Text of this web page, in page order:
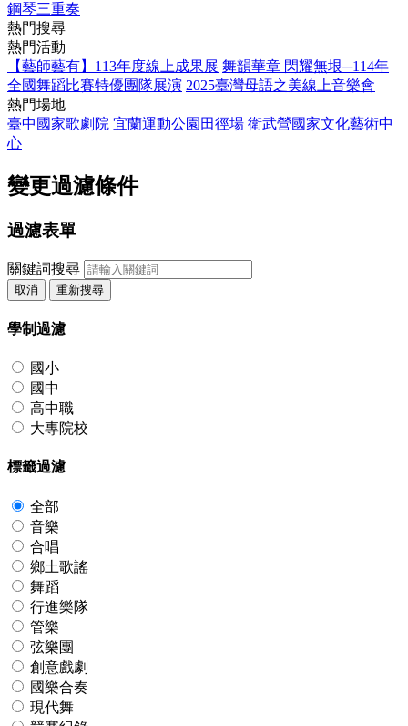
鋼琴三重奏
熱門搜尋
熱門活動
【藝師藝有】113年度線上成果展 舞韻華章 閃耀無垠─114年
全國舞蹈比賽特優團隊展演 2025臺灣母語之美線上音樂會
熱門場地
臺中國家歌劇院 宜蘭運動公園田徑場 衛武營國家文化藝術中
心
變更過濾條件
過濾表單
關鍵詞搜尋
取消 重新搜尋
學制過濾
國小
國中
高中職
大專院校
標籤過濾
全部
音樂
合唱
鄉土歌謠
舞蹈
行進樂隊
管樂
弦樂團
創意戲劇
國樂合奏
現代舞